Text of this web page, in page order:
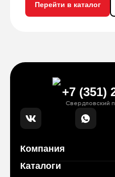
Перейти в каталог
+7 (351)
Свердловский
Компания
Каталоги